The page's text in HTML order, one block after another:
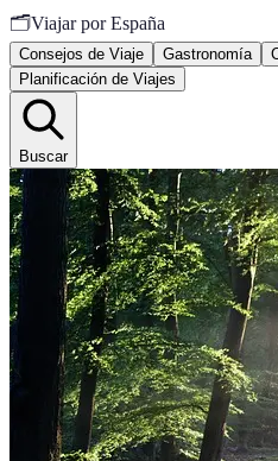
🗂️Viajar por España
Consejos de Viaje Gastronomía
Planificación de Viajes
Buscar